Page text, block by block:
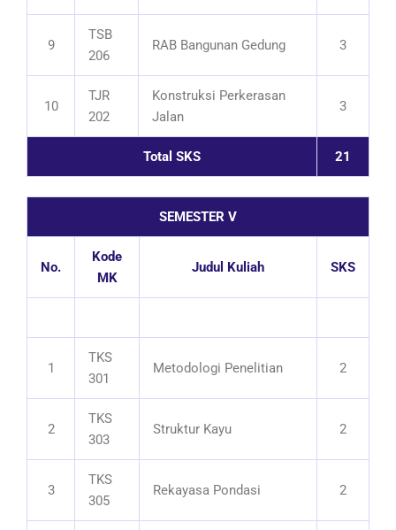
9
TSB
206
RAB Bangunan Gedung 3
10
TJR
202
Konstruksi Perkerasan
Jalan
3
Total SKS 21
SEMESTER V
No.
Kode
MK
Judul Kuliah SKS
1
TKS
301
Metodologi Penelitian 2
2
TKS
303
Struktur Kayu 2
3
TKS
305
Rekayasa Pondasi 2